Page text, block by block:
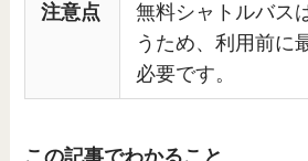
注意点
無料シャトルバス
うため、利用前に
必要です。